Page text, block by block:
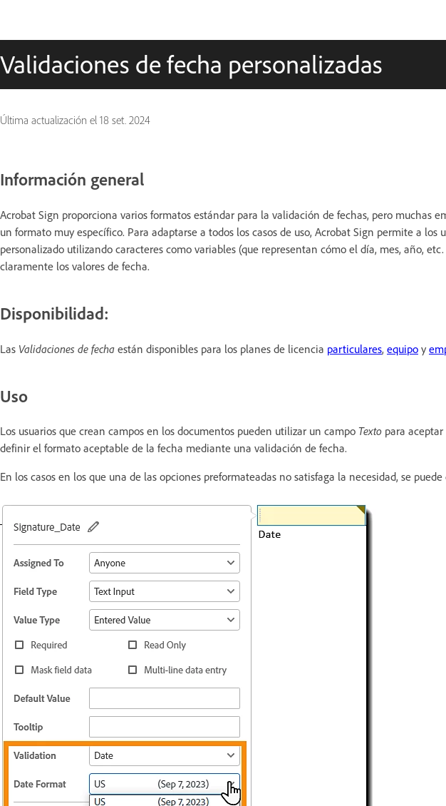
Validaciones de fecha personalizadas
Última actualización el 18 set. 2024
Información general
Acrobat Sign proporciona varios formatos estándar para la validación de fechas, pero muchas
un formato muy específico. Para adaptarse a todos los casos de uso, Acrobat Sign permite a
personalizado utilizando caracteres como variables (que representan cómo el día, mes, año,
claramente los valores de fecha.
Disponibilidad:
Las Validaciones de fecha están disponibles para los planes de licencia particulares, equipo y
Uso
Los usuarios que crean campos en los documentos pueden utilizar un campo Texto para
definir el formato aceptable de la fecha mediante una validación de fecha.
En los casos en los que una de las opciones preformateadas no satisfaga la necesidad, se